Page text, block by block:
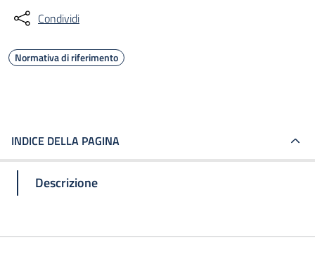
Condividi
Normativa di riferimento
INDICE DELLA PAGINA
Descrizione